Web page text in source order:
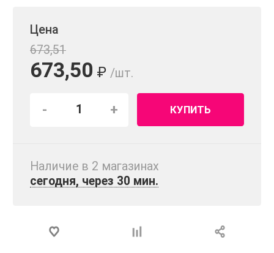
Цена
673,51
673,50 ₽ /шт.
- + КУПИТЬ
Наличие в 2 магазинах
сегодня, через 30 мин.